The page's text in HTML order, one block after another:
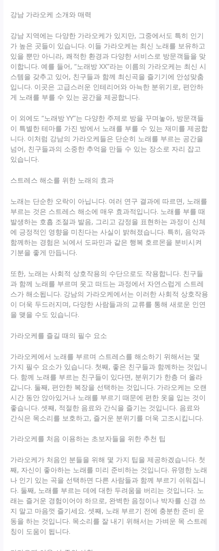
강남 가라오케 소개와 매력
강남 지역에는 다양한 가라오케가 있지만, 그중에서도 특히 인기
가 높은 곳들이 있습니다. 이들 가라오케는 최신 노래를 보유하고
있을 뿐만 아니라, 쾌적한 환경과 다양한 서비스로 방문객들을 맞
이합니다. 예를 들어, “노래방 XX”라는 이름의 가라오케는 최신 시
스템을 갖추고 있어, 친구들과 함께 최신곡을 즐기기에 안성맞춤
입니다. 이곳은 고급스러운 인테리어와 아늑한 분위기로, 편안하
게 노래를 부를 수 있는 공간을 제공합니다.
이 외에도 “노래방 YY”는 다양한 주제로 방을 꾸며놓아, 방문객들
이 특별한 테마를 가진 방에서 노래를 부를 수 있는 재미를 제공합
니다. 이처럼 강남의 가라오케들은 단순히 노래를 부르는 공간을
넘어, 친구들과의 소중한 추억을 만들 수 있는 장소로 자리 잡고
있습니다.
스트레스 해소를 위한 노래의 효과
노래는 단순한 오락이 아닙니다. 여러 연구 결과에 따르면, 노래를
부르는 것은 스트레스 해소에 매우 효과적입니다. 노래를 부를 때
발생하는 호흡 조절과 발음, 그리고 감정을 표현하는 과정이 신체
에 긍정적인 영향을 미친다는 사실이 밝혀졌습니다. 특히, 음악과
함께하는 경험은 뇌에서 도파민과 같은 행복 호르몬을 분비시켜
기분을 좋게 만듭니다.
또한, 노래는 사회적 상호작용의 수단으로도 작용합니다. 친구들
과 함께 노래를 부르며 웃고 떠드는 과정에서 자연스럽게 스트레
스가 해소됩니다. 강남의 가라오케에서는 이러한 사회적 상호작용
이 더욱 두드러지며, 다양한 사람들과의 교류를 통해 새로운 인연
을 맺을 수도 있습니다.
가라오케를 즐길 때의 필수 요소
가라오케에서 노래를 부르며 스트레스를 해소하기 위해서는 몇
가지 필수 요소가 있습니다. 첫째, 좋은 친구들과 함께하는 것입니
다. 함께 노래를 부르는 친구들이 있다면, 분위기가 한층 더 올라
갑니다. 둘째, 편안한 복장을 선택하는 것입니다. 가라오케는 오랜
시간 동안 앉아있거나 노래를 부르기 때문에 편한 옷을 입는 것이
좋습니다. 셋째, 적절한 음료와 간식을 즐기는 것입니다. 음료와
간식은 목소리를 보호하고, 즐거운 분위기를 더욱 고조시킵니다.
가라오케를 처음 이용하는 초보자들을 위한 추천 팁
가라오케가 처음인 분들을 위해 몇 가지 팁을 제공하겠습니다. 첫
째, 자신이 좋아하는 노래를 미리 준비하는 것입니다. 유명한 노래
나 인기 있는 곡을 선택하면 다른 사람들과 함께 부르기 쉬워집니
다. 둘째, 노래를 부르는 데에 대한 두려움을 버리는 것입니다. 노
래는 즐거운 경험이어야 하므로, 완벽한 음정이나 박자를 신경 쓰
지 말고 마음껏 즐기세요. 셋째, 노래 부르기 전에 충분한 준비 운
동을 하는 것입니다. 목소리를 잘 내기 위해서는 가벼운 목 스트레
칭이 도움이 됩니다.